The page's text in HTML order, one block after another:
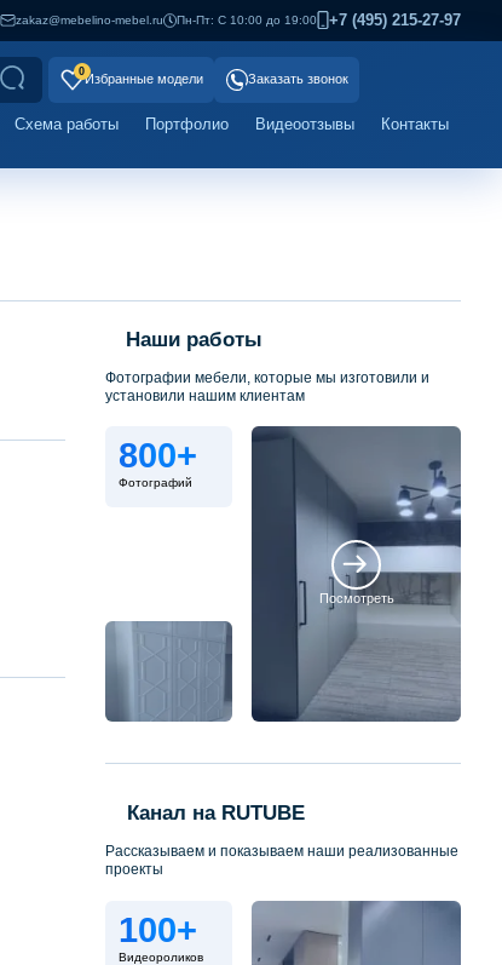
zakaz@mebelino-mebel.ru Пн-Пт: С 10:00 до 19:00 +7 (495) 215-27-97
0
Избранные модели Заказать звонок
Схема работы Портфолио Видеоотзывы Контакты
Наши работы
Фотографии мебели, которые мы изготовили и
установили нашим клиентам
800+
Фотографий
Посмотреть
Канал на RUTUBE
Рассказываем и показываем наши реализованные
проекты
100+
Видеороликов